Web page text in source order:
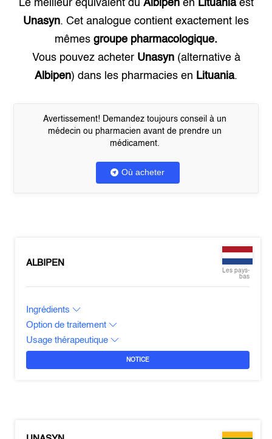
Le meilleur équivalent du Albipenen Lituaniaest
Unasyn. Cet analogue contient exactement les
mêmes groupe pharmacologique.
Vous pouvez acheter Unasyn(alternative à
Albipen) dans les pharmacies en Lituania.
Avertissement! Demandez toujours conseil à un
médecin ou pharmacien avant de prendre un
médicament.
Où acheter
ALBIPEN
Les pays-
bas
Ingrédients
Option de traitement
Usage thérapeutique
NOTICE